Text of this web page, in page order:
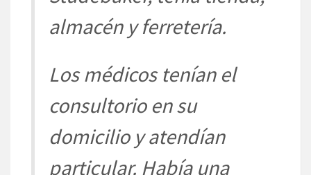
almacén y ferretería.
Los médicos tenían el
consultorio en su
domicilio y atendían
particular. Había una